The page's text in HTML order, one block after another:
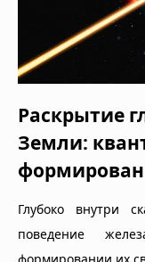
Раскрытие
Земли:
Глубоко внутри
поведение